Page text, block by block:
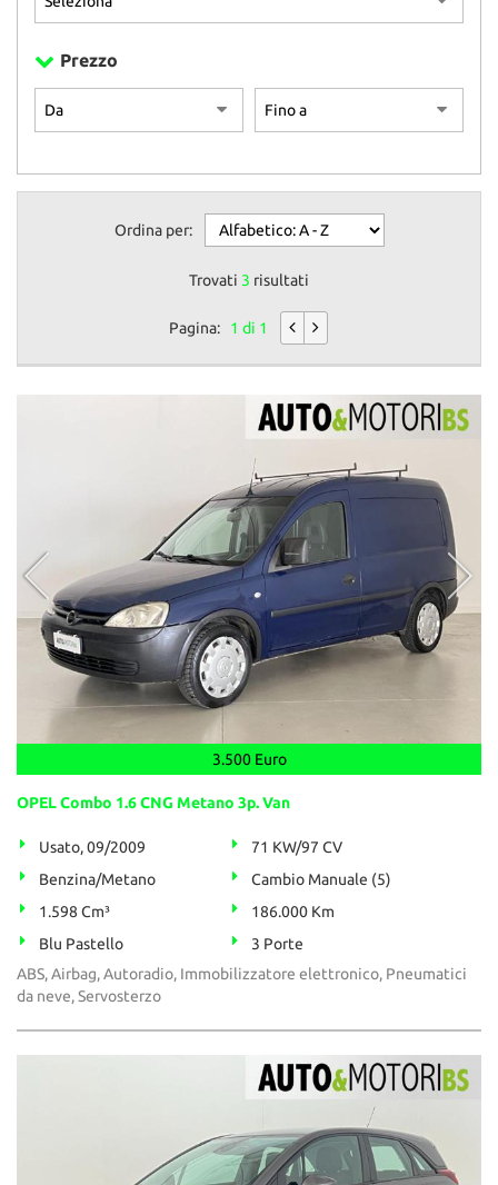
Prezzo
Ordina per:
Trovati 3 risultati
Pagina: 1 di 1
3.500 Euro
OPEL Combo 1.6 CNG Metano 3p. Van
Usato, 09/2009
71 KW/97 CV
Benzina/Metano
Cambio Manuale (5)
1.598 Cm³
186.000 Km
Blu Pastello
3 Porte
ABS, Airbag, Autoradio, Immobilizzatore elettronico, Pneumatici
da neve, Servosterzo